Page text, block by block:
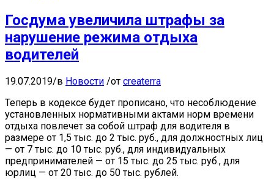
Госдума увеличила штрафы за
нарушение режима отдыха
водителей
19.07.2019/в Новости /от createrra
Теперь в кодексе будет прописано, что несоблюдение
установленных нормативными актами норм времени
отдыха повлечет за собой штраф для водителя в
размере от 1,5 тыс. до 2 тыс. руб., для должностных лиц
— от 7 тыс. до 10 тыс. руб., для индивидуальных
предпринимателей — от 15 тыс. до 25 тыс. руб., для
юрлиц — от 20 тыс. до 50 тыс. рублей.